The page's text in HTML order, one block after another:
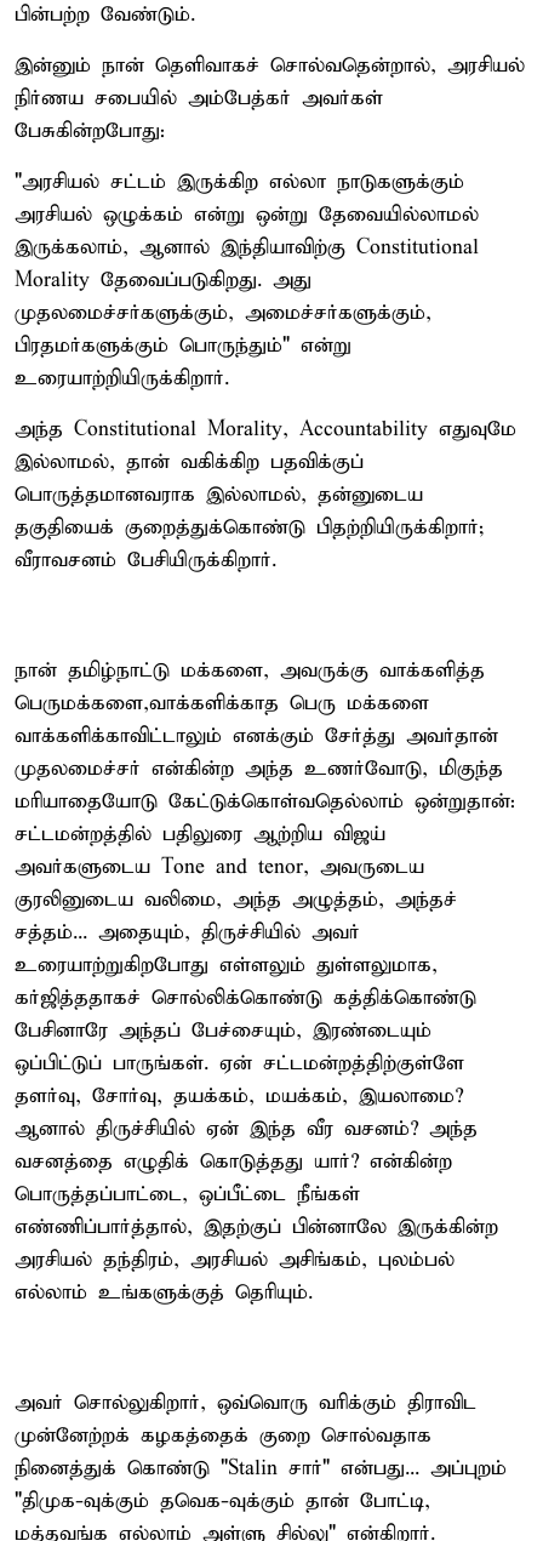
பின்பற்ற வேண்டும்.
இன்னும் நான் தெளிவாகச் சொல்வதென்றால், அரசியல்
நிர்ணய சபையில் அம்பேத்கர் அவர்கள்
பேசுகின்றபோது:
"அரசியல் சட்டம் இருக்கிற எல்லா நாடுகளுக்கும்
அரசியல் ஒழுக்கம் என்று ஒன்று தேவையில்லாமல்
இருக்கலாம், ஆனால் இந்தியாவிற்கு Constitutional
Morality தேவைப்படுகிறது. அது
முதலமைச்சர்களுக்கும், அமைச்சர்களுக்கும்,
பிரதமர்களுக்கும் பொருந்தும்" என்று
உரையாற்றியிருக்கிறார்.
அந்த Constitutional Morality, Accountability எதுவுமே
இல்லாமல், தான் வகிக்கிற பதவிக்குப்
பொருத்தமானவராக இல்லாமல், தன்னுடைய
தகுதியைக் குறைத்துக்கொண்டு பிதற்றியிருக்கிறார்;
வீராவசனம் பேசியிருக்கிறார்.
நான் தமிழ்நாட்டு மக்களை, அவருக்கு வாக்களித்த
பெருமக்களை,வாக்களிக்காத பெரு மக்களை
வாக்களிக்காவிட்டாலும் எனக்கும் சேர்த்து அவர்தான்
முதலமைச்சர் என்கின்ற அந்த உணர்வோடு, மிகுந்த
மரியாதையோடு கேட்டுக்கொள்வதெல்லாம் ஒன்றுதான்:
சட்டமன்றத்தில் பதிலுரை ஆற்றிய விஜய்
அவர்களுடைய Tone and tenor, அவருடைய
குரலினுடைய வலிமை, அந்த அழுத்தம், அந்தச்
சத்தம்... அதையும், திருச்சியில் அவர்
உரையாற்றுகிறபோது எள்ளலும் துள்ளலுமாக,
கர்ஜித்ததாகச் சொல்லிக்கொண்டு கத்திக்கொண்டு
பேசினாரே அந்தப் பேச்சையும், இரண்டையும்
ஒப்பிட்டுப் பாருங்கள். ஏன் சட்டமன்றத்திற்குள்ளே
தளர்வு, சோர்வு, தயக்கம், மயக்கம், இயலாமை?
ஆனால் திருச்சியில் ஏன் இந்த வீர வசனம்? அந்த
வசனத்தை எழுதிக் கொடுத்தது யார்? என்கின்ற
பொருத்தப்பாட்டை, ஒப்பீட்டை நீங்கள்
எண்ணிப்பார்த்தால், இதற்குப் பின்னாலே இருக்கின்ற
அரசியல் தந்திரம், அரசியல் அசிங்கம், புலம்பல்
எல்லாம் உங்களுக்குத் தெரியும்.
அவர் சொல்லுகிறார், ஒவ்வொரு வரிக்கும் திராவிட
முன்னேற்றக் கழகத்தைக் குறை சொல்வதாக
நினைத்துக் கொண்டு "Stalin சார்" என்பது... அப்புறம்
"திமுக-வுக்கும் தவெக-வுக்கும் தான் போட்டி,
மத்தவங்க எல்லாம் அள்ளு சில்லு" என்கிறார்.